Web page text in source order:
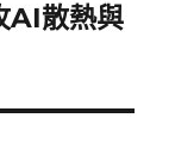
AI散熱與